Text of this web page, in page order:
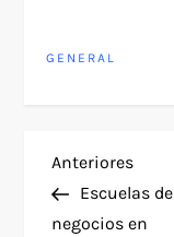
GENERAL
N
a
Entrada
anterior
Anteriores
Escuelas de
negocios en